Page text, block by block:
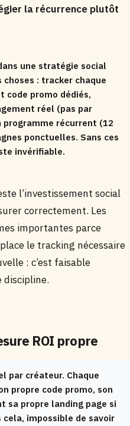
la récurrence plutôt
une stratégie social
: tracker chaque
code promo dédiés,
réel (pas par
récurrent (12
ponctuelles. Sans ces
invérifiable.
l’investissement social
correctement. Les
importantes parce
le tracking nécessaire
: c’est faisable
discipline.
ROI propre
par créateur. Chaque
propre code promo, son
sa propre landing page si
impossible de savoir